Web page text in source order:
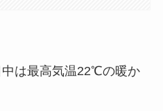
は最高気温22℃の暖か